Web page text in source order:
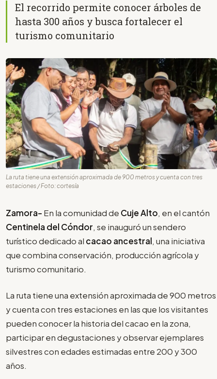
El recorrido permite conocer árboles de
hasta 300 años y busca fortalecer el
turismo comunitario
La ruta tiene una extensión aproximada de 900 metros y cuenta con tres
estaciones / Foto: cortesía
Zamora- En la comunidad de Cuje Alto, en el cantón
Centinela del Cóndor, se inauguró un sendero
turístico dedicado al cacao ancestral, una iniciativa
que combina conservación, producción agrícola y
turismo comunitario.
La ruta tiene una extensión aproximada de 900 metros
y cuenta con tres estaciones en las que los visitantes
pueden conocer la historia del cacao en la zona,
participar en degustaciones y observar ejemplares
silvestres con edades estimadas entre 200 y 300
años.